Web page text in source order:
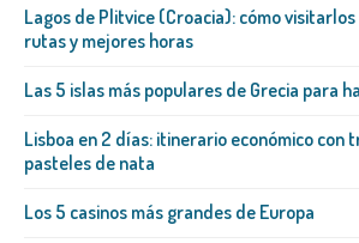
Lagos de Plitvice (Croacia): cómo
rutas y mejores horas
Las 5 islas más populares de Grecia para
Lisboa en 2 días: itinerario económico con
pasteles de nata
Los 5 casinos más grandes de Europa